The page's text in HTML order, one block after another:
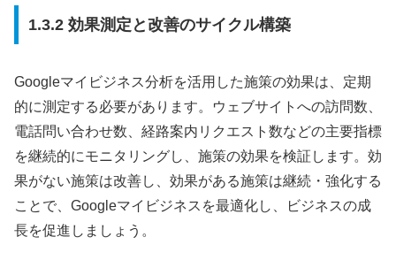
1.3.2 効果測定と改善のサイクル構築
Googleマイビジネス分析を活用した施策の効果は、定期
的に測定する必要があります。ウェブサイトへの訪問数、
電話問い合わせ数、経路案内リクエスト数などの主要指標
を継続的にモニタリングし、施策の効果を検証します。効
果がない施策は改善し、効果がある施策は継続・強化する
ことで、Googleマイビジネスを最適化し、ビジネスの成
長を促進しましょう。